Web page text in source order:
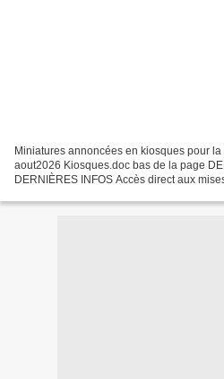
Miniatures annoncées en kiosques pour
aout2026 Kiosques.doc bas de la page
DERNIÈRES INFOS Accès direct aux